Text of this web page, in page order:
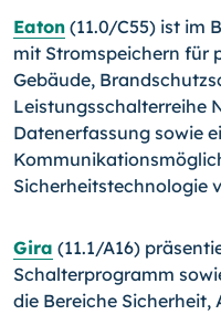
Eaton (11.0/C55) ist im
mit Stromspeichern für
Gebäude,
Leistungsschalterreihe
Datenerfassung sowie
Sicherheitstechnologie
Gira (11.1/A16)
Schalterprogramm
die Bereiche